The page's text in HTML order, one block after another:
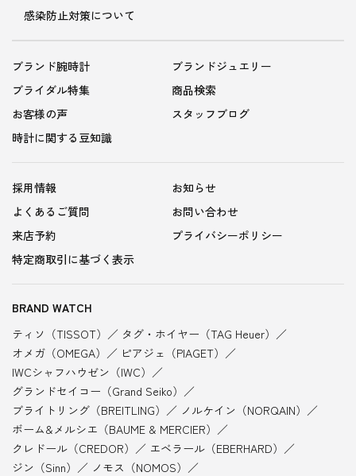
感染防止対策について
ブランド腕時計
ブランドジュエリー
ブライダル特集
商品検索
お客様の声
スタッフブログ
時計に関する豆知識
採用情報
お知らせ
よくあるご質問
お問い合わせ
来店予約
プライバシーポリシー
特定商取引に基づく表示
BRAND WATCH
ティソ（TISSOT）
タグ・ホイヤー（TAG Heuer）
オメガ（OMEGA）
ピアジェ（PIAGET）
IWCシャフハウゼン（IWC）
グランドセイコー（Grand Seiko）
ブライトリング（BREITLING）
ノルケイン（NORQAIN）
ボーム&メルシエ（BAUME & MERCIER）
クレドール（CREDOR）
エベラール（EBERHARD）
ジン（Sinn）
ノモス（NOMOS）